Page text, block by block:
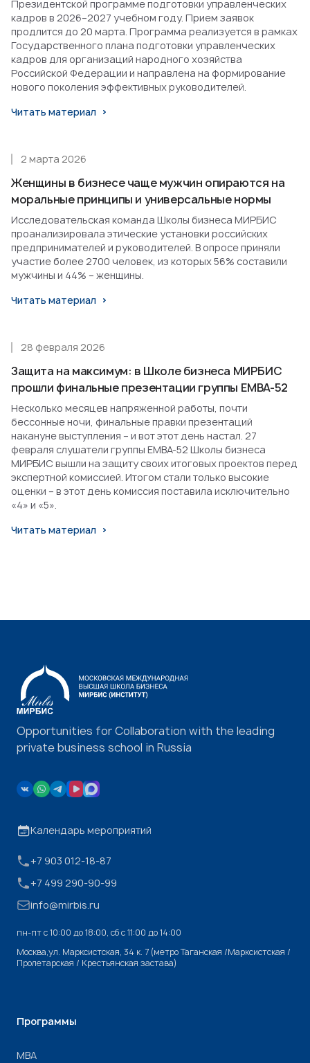
Президентской программе подготовки управленческих
кадров в 2026–2027 учебном году. Прием заявок
продлится до 20 марта. Программа реализуется в рамках
Государственного плана подготовки управленческих
кадров для организаций народного хозяйства
Российской Федерации и направлена на формирование
нового поколения эффективных руководителей.
Читать материал
Женщины в бизнесе чаще мужчин опираются на
моральные принципы и универсальные нормы
2 марта 2026
Исследовательская команда Школы бизнеса МИРБИС
проанализировала этические установки российских
предпринимателей и руководителей. В опросе приняли
участие более 2700 человек, из которых 56% составили
мужчины и 44% – женщины.
Читать материал
Защита на максимум: в Школе бизнеса МИРБИС
прошли финальные презентации группы EMBA-52
28 февраля 2026
Несколько месяцев напряженной работы, почти
бессонные ночи, финальные правки презентаций
накануне выступления – и вот этот день настал. 27
февраля слушатели группы EMBA-52 Школы бизнеса
МИРБИС вышли на защиту своих итоговых проектов перед
экспертной комиссией. Итогом стали только высокие
оценки – в этот день комиссия поставила исключительно
«4» и «5».
Читать материал
Opportunities for Collaboration with the leading
private business school in Russia
Календарь мероприятий
+7 903 012-18-87
+7 499 290-90-99
info@mirbis.ru
пн-пт с 10:00 до 18:00, cб с 11:00 до 14:00
Москва,ул. Марксистская, 34 к. 7 (метро Таганская /Марксистская /
Пролетарская / Крестьянская застава)
Программы
МВА